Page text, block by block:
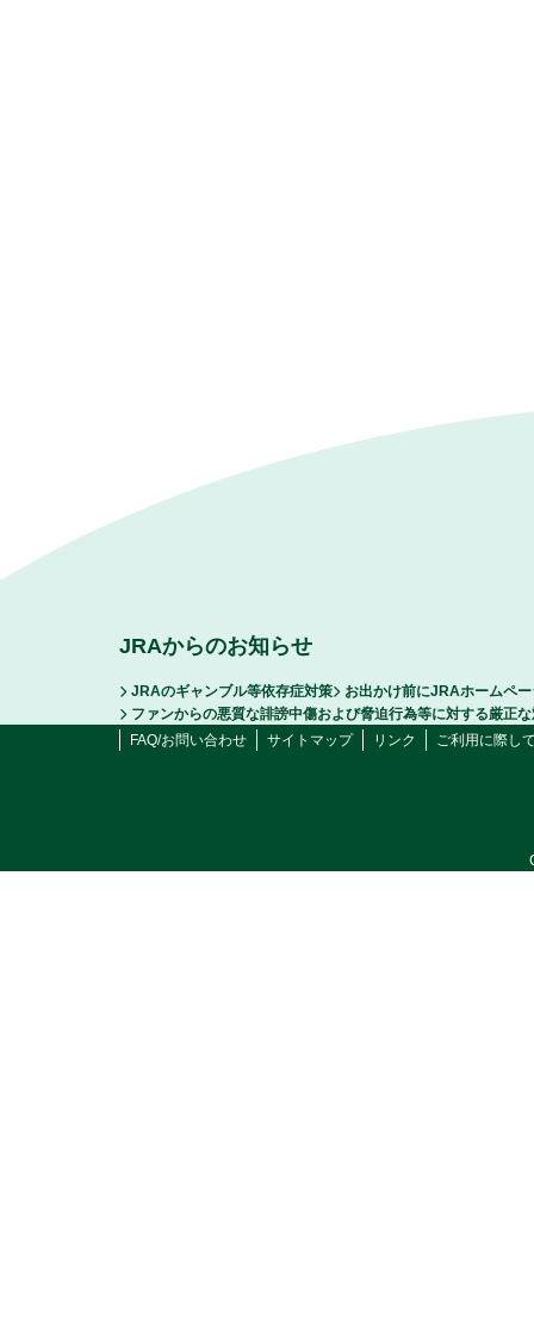
JRAからのお知らせ
JRAのギャンブル等依存症対策
お出かけ前にJRAホームペ
ファンからの悪質な誹謗中傷および脅迫行為等に対する厳正
FAQ/お問い合わせ
サイトマップ リンク ご利用に際し